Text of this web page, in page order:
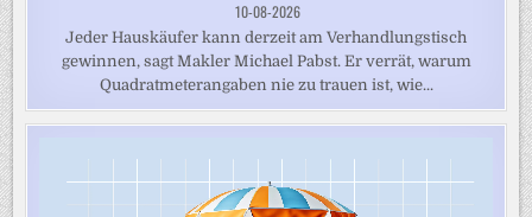
10-08-2026
Jeder Hauskäufer kann derzeit am Verhandlungstisch
gewinnen, sagt Makler Michael Pabst. Er verrät, warum
Quadratmeterangaben nie zu trauen ist, wie...